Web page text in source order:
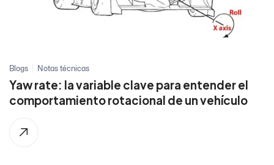
Blogs Notas técnicas
Yaw rate: la variable clave para entender el
comportamiento rotacional de un vehículo